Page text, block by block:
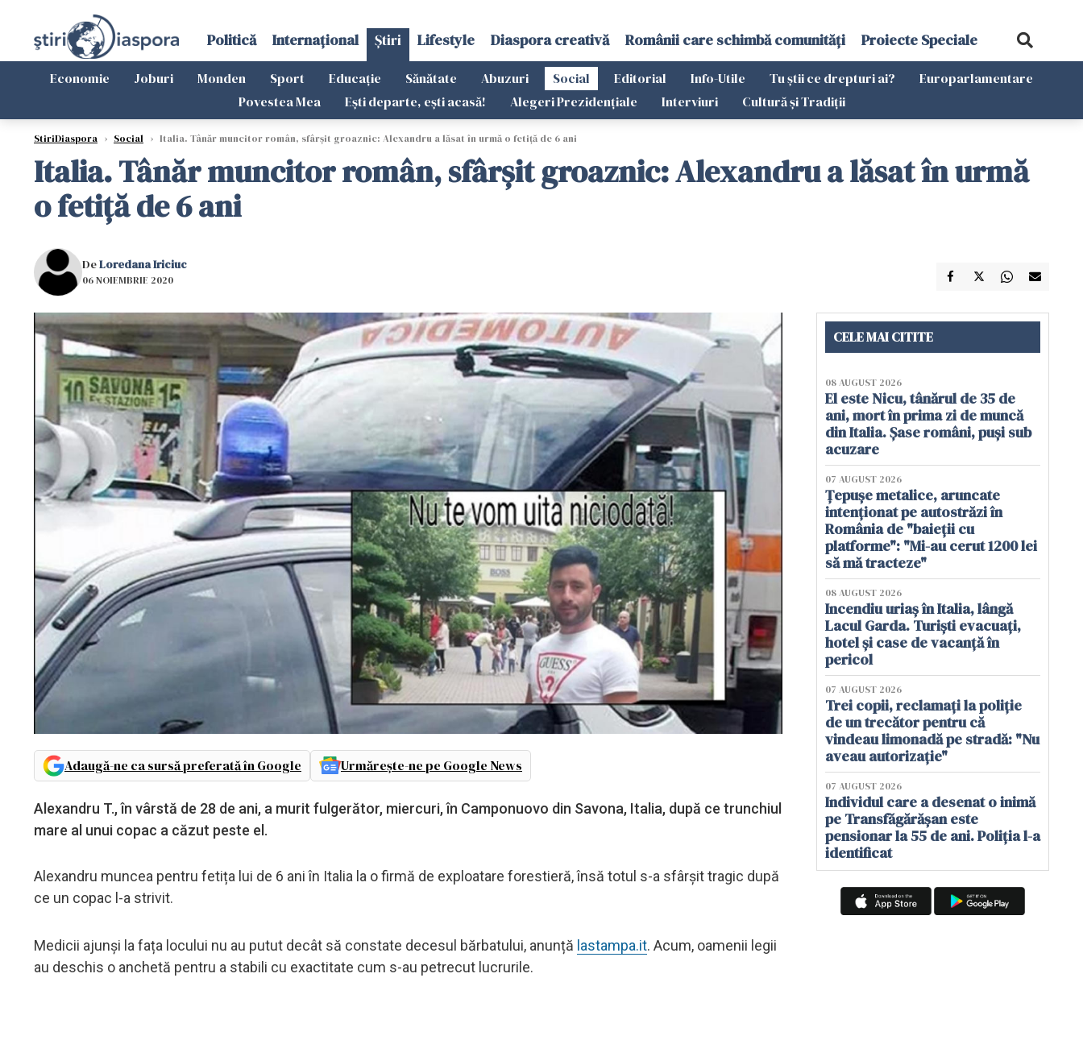
Politică Internațional Știri Lifestyle Diaspora creativă Românii care schimbă comunități Proiecte Speciale
Economie Joburi Monden Sport Educație Sănătate Abuzuri Social Editorial Info-Utile Tu știi ce drepturi ai?
Europarlamentare
Povestea Mea
Ești departe, ești acasă! Alegeri Prezidențiale Interviuri Cultură și Tradiții
StiriDiaspora › Social › Italia. Tânăr muncitor român, sfârșit groaznic: Alexandru a lăsat în urmă o fetiță de 6 ani
Italia. Tânăr muncitor român, sfârșit groaznic: Alexandru a lăsat în urmă
o fetiță de 6 ani
DeLoredana Iriciuc
06 NOIEMBRIE 2020
Adaugă-ne ca sursă preferată în Google Urmărește-ne pe Google News
Alexandru T., în vârstă de 28 de ani, a murit fulgerător, miercuri, în Camponuovo din Savona, Italia, după ce trunchiul
mare al unui copac a căzut peste el.
Alexandru muncea pentru fetița lui de 6 ani în Italia la o firmă de exploatare forestieră, însă totul s-a sfârșit tragic după
ce un copac l-a strivit.
Medicii ajunși la fața locului nu au putut decât să constate decesul bărbatului, anunță lastampa.it. Acum, oamenii legii
au deschis o anchetă pentru a stabili cu exactitate cum s-au petrecut lucrurile.
CELE MAI CITITE
08 AUGUST 2026
El este Nicu, tânărul de 35 de
ani, mort în prima zi de muncă
din Italia. Șase români, puși sub
acuzare
07 AUGUST 2026
Țepușe metalice, aruncate
intenționat pe autostrăzi în
România de "baieții cu
platforme": "Mi-au cerut 1200 lei
să mă tracteze"
08 AUGUST 2026
Incendiu uriaș în Italia, lângă
Lacul Garda. Turiști evacuați,
hotel și case de vacanță în
pericol
07 AUGUST 2026
Trei copii, reclamați la poliție
de un trecător pentru că
vindeau limonadă pe stradă: "Nu
aveau autorizație"
07 AUGUST 2026
Individul care a desenat o inimă
pe Transfăgărășan este
pensionar la 55 de ani. Poliția l-a
identificat